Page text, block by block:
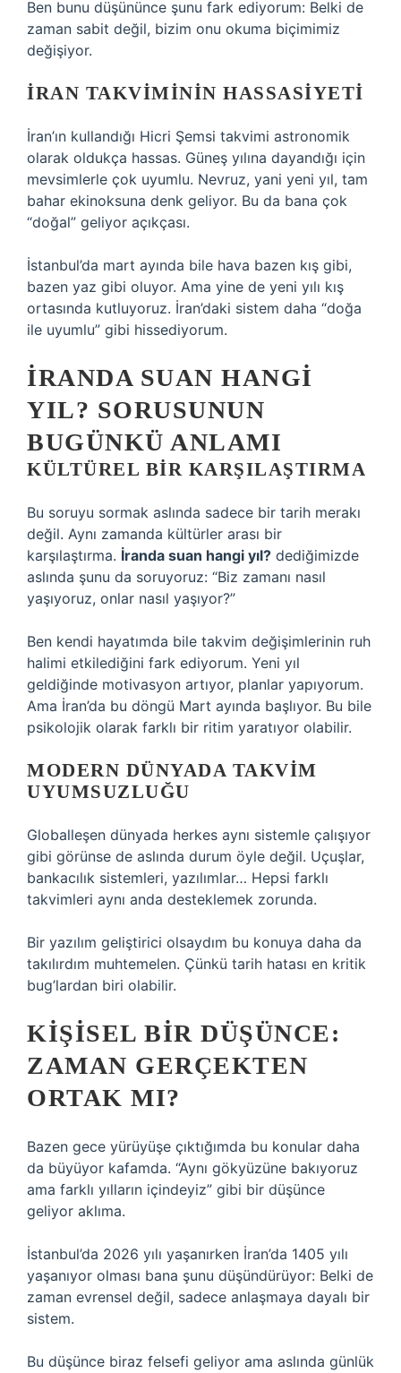
Ben bunu düşününce şunu fark ediyorum: Belki de
zaman sabit değil, bizim onu okuma biçimimiz
değişiyor.
İRAN TAKVIMININ HASSASIYETI
İran’ın kullandığı Hicri Şemsi takvimi astronomik
olarak oldukça hassas. Güneş yılına dayandığı için
mevsimlerle çok uyumlu. Nevruz, yani yeni yıl, tam
bahar ekinoksuna denk geliyor. Bu da bana çok
“doğal” geliyor açıkçası.
İstanbul’da mart ayında bile hava bazen kış gibi,
bazen yaz gibi oluyor. Ama yine de yeni yılı kış
ortasında kutluyoruz. İran’daki sistem daha “doğa
ile uyumlu” gibi hissediyorum.
İRANDA SUAN HANGI
YIL? SORUSUNUN
BUGÜNKÜ ANLAMI
KÜLTÜREL BIR KARŞILAŞTIRMA
Bu soruyu sormak aslında sadece bir tarih merakı
değil. Aynı zamanda kültürler arası bir
karşılaştırma. İranda suan hangi yıl? dediğimizde
aslında şunu da soruyoruz: “Biz zamanı nasıl
yaşıyoruz, onlar nasıl yaşıyor?”
Ben kendi hayatımda bile takvim değişimlerinin ruh
halimi etkilediğini fark ediyorum. Yeni yıl
geldiğinde motivasyon artıyor, planlar yapıyorum.
Ama İran’da bu döngü Mart ayında başlıyor. Bu bile
psikolojik olarak farklı bir ritim yaratıyor olabilir.
MODERN DÜNYADA TAKVIM
UYUMSUZLUĞU
Globalleşen dünyada herkes aynı sistemle çalışıyor
gibi görünse de aslında durum öyle değil. Uçuşlar,
bankacılık sistemleri, yazılımlar… Hepsi farklı
takvimleri aynı anda desteklemek zorunda.
Bir yazılım geliştirici olsaydım bu konuya daha da
takılırdım muhtemelen. Çünkü tarih hatası en kritik
bug’lardan biri olabilir.
KIŞISEL BIR DÜŞÜNCE:
ZAMAN GERÇEKTEN
ORTAK MI?
Bazen gece yürüyüşe çıktığımda bu konular daha
da büyüyor kafamda. “Aynı gökyüzüne bakıyoruz
ama farklı yılların içindeyiz” gibi bir düşünce
geliyor aklıma.
İstanbul’da 2026 yılı yaşanırken İran’da 1405 yılı
yaşanıyor olması bana şunu düşündürüyor: Belki de
zaman evrensel değil, sadece anlaşmaya dayalı bir
sistem.
Bu düşünce biraz felsefi geliyor ama aslında günlük